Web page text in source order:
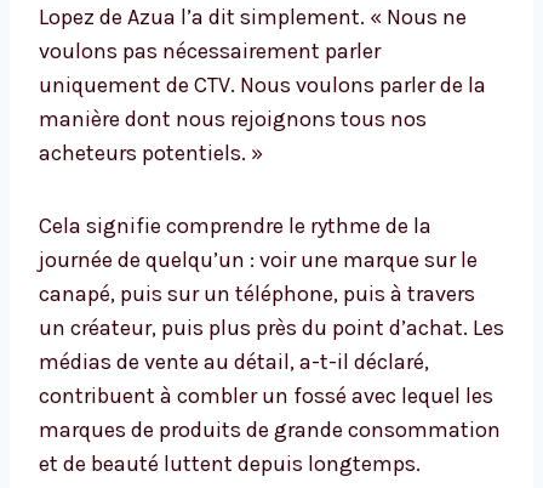
Lopez de Azua l’a dit simplement. « Nous ne
voulons pas nécessairement parler
uniquement de CTV. Nous voulons parler de la
manière dont nous rejoignons tous nos
acheteurs potentiels. »
Cela signifie comprendre le rythme de la
journée de quelqu’un : voir une marque sur le
canapé, puis sur un téléphone, puis à travers
un créateur, puis plus près du point d’achat. Les
médias de vente au détail, a-t-il déclaré,
contribuent à combler un fossé avec lequel les
marques de produits de grande consommation
et de beauté luttent depuis longtemps.